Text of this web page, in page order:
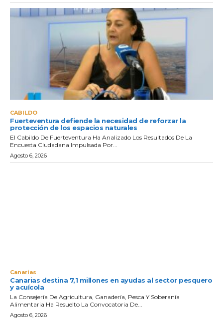
CABILDO
Fuerteventura defiende la necesidad de reforzar la
protección de los espacios naturales
El Cabildo De Fuerteventura Ha Analizado Los Resultados De La
Encuesta Ciudadana Impulsada Por...
Agosto 6, 2026
Canarias
Canarias destina 7,1 millones en ayudas al sector pesquero
y acuícola
La Consejería De Agricultura, Ganadería, Pesca Y Soberanía
Alimentaria Ha Resuelto La Convocatoria De...
Agosto 6, 2026